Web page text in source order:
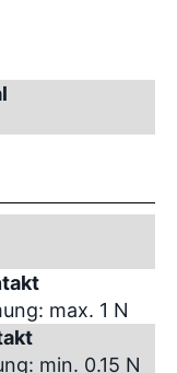
max. 1 N
min. 0.15 N